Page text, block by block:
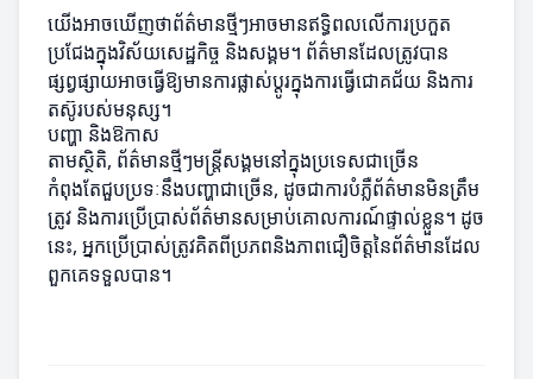
យើងអាចឃើញថាព័ត៌មានថ្មីៗអាចមានឥទ្ធិពលលើការប្រកួត
ប្រជែងក្នុងវិស័យសេដ្ឋកិច្ច និងសង្គម។ ព័ត៌មានដែលត្រូវបាន
ផ្សព្វផ្សាយអាចធ្វើឱ្យមានការផ្លាស់ប្តូរក្នុងការធ្វើជោគជ័យ និងការ
តស៊ូរបស់មនុស្ស។
បញ្ហា និងឱកាស
តាមស្ថិតិ, ព័ត៌មានថ្មីៗមន្រ្តីសង្គមនៅក្នុងប្រទេសជាច្រើន
កំពុងតែជួបប្រទៈនឹងបញ្ហាជាច្រើន, ដូចជាការបំភ្លឺព័ត៌មានមិនត្រឹម
ត្រូវ និងការប្រើប្រាស់ព័ត៌មានសម្រាប់គោលការណ៍ផ្ទាល់ខ្លួន។ ដូច
នេះ, អ្នកប្រើប្រាស់ត្រូវគិតពីប្រភពនិងភាពជឿចិត្តនៃព័ត៌មានដែល
ពួកគេទទួលបាន។